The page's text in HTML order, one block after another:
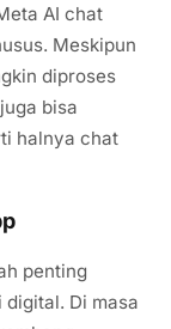
AI chat
Meskipun
diproses
bisa
halnya chat
penting
digital. Di masa